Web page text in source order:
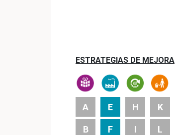
ESTRATEGIAS DE MEJORA
A
B
E
F
H
I
K
L